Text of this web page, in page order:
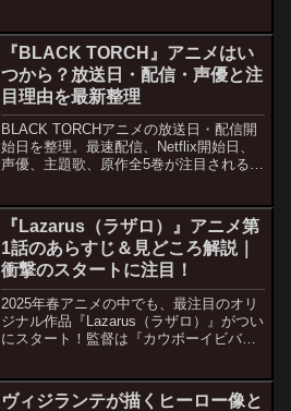
『BLACK TORCH』アニメはい
つから？放送日・配信・声優と注
目理由を最新整理
BLACK TORCHアニメの放送日・配信開
始日を整理。最速配信、Netflix開始日、
声優、主題歌、原作全5巻が注目される理
『Lazarus（ラザロ）』アニメ第
1話のあらすじ＆見どころ解説｜
衝撃のスタートに注目！
2025年春アニメの中でも、最注目のオリ
ジナル作品『Lazarus（ラザロ）』がつい
にスタート！監督は『カウボーイビバッ
ィストが参加するなど、放送前...
ヴィジランテが描くヒーロー像と